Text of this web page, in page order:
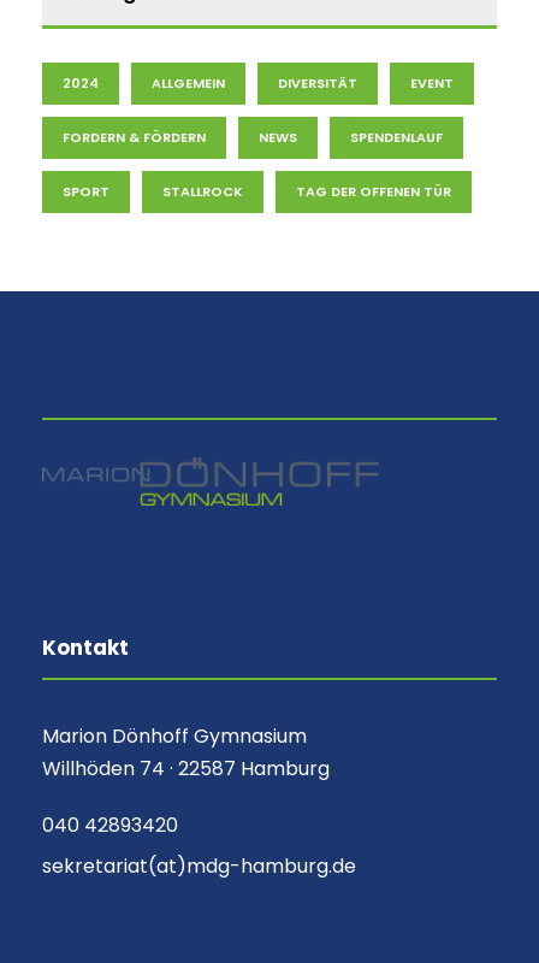
2024 ALLGEMEIN DIVERSITÄT EVENT
FORDERN & FÖRDERN NEWS SPENDENLAUF
SPORT STALLROCK TAG DER OFFENEN TÜR
Kontakt
Marion Dönhoff Gymnasium
Willhöden 74 · 22587 Hamburg
040 42893420
sekretariat(at)mdg-hamburg.de